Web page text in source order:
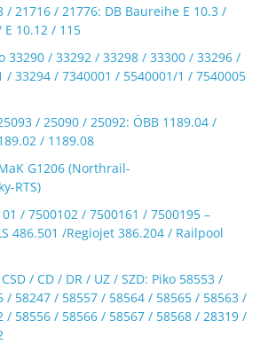
/ 21716 / 21776: DB Baureihe E 10.3 /
E 10.12 / 115
33290 / 33292 / 33298 / 33300 / 33296 /
/ 33294 / 7340001 / 5540001/1 / 7540005
/ 25090 / 25092: ÖBB 1189.04 /
/ 1189.08
G1206 (Northrail-
RTS)
/ 7500102 / 7500161 / 7500195 –
486.501 /Regiojet 386.204 / Railpool
/ CD / DR / UZ / SZD: Piko 58553 /
/ 58247 / 58557 / 58564 / 58565 / 58563 /
/ 58556 / 58566 / 58567 / 58568 / 28319 /